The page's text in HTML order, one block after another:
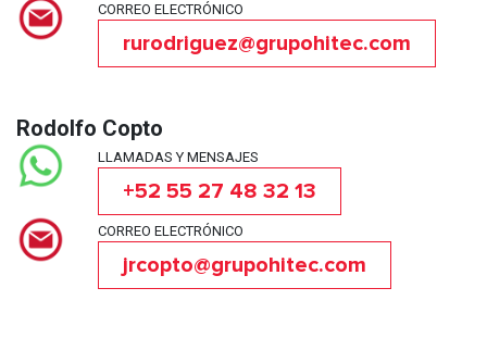
CORREO ELECTRÓNICO
rurodriguez@grupohitec.com
Rodolfo Copto
LLAMADAS Y MENSAJES
+52 55 27 48 32 13
CORREO ELECTRÓNICO
jrcopto@grupohitec.com